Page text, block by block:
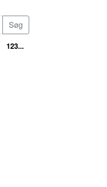
123...